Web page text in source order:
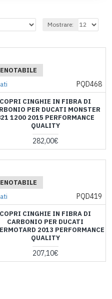
Mostrare:
PQD468
COPRI CINGHIE IN FIBRA DI
PER DUCATI MONSTER
1200 2015 PERFORMANCE
QUALITY
282,00€
PQD419
COPRI CINGHIE IN FIBRA DI
CARBONIO PER DUCATI
2013 PERFORMANCE
QUALITY
207,10€